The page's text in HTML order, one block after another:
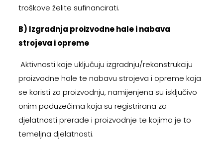
troškove želite sufinancirati.
B) Izgradnja proizvodne hale i nabava
strojeva i opreme
Aktivnosti koje uključuju izgradnju/rekonstrukciju
proizvodne hale te nabavu strojeva i opreme koja
se koristi za proizvodnju, namijenjena su isključivo
onim poduzećima koja su registrirana za
djelatnosti prerade i proizvodnje te kojima je to
temeljna djelatnosti.